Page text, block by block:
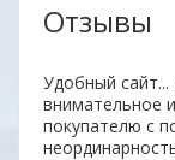
Отзывы
Удобный
внимательное
покупателю с